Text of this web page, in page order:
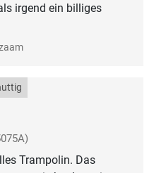
irgend ein billiges
Trampolin. Das